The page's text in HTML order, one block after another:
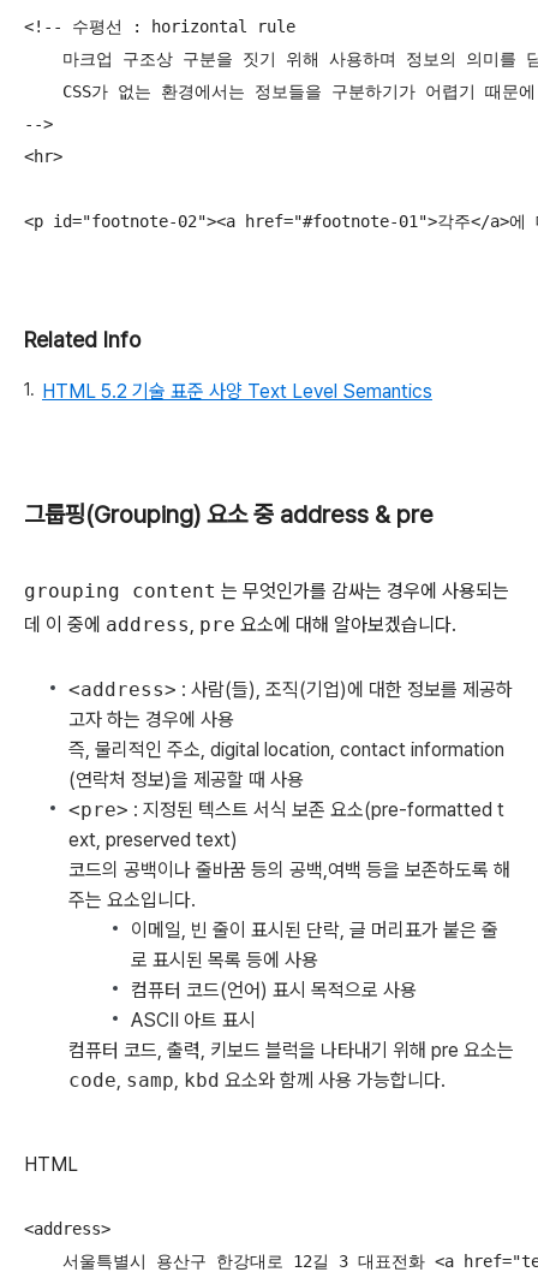
<!-- 수평선 : horizontal rule
마크업 구조상 구분을 짓기 위해 사용하며 정보의 의미를
CSS가 없는 환경에서는 정보들을 구분하기가 어렵기 때문
-->
<hr>
<p id="footnote-02"><a href="#footnote-01">각주</a>에
Related Info
HTML 5.2 기술 표준 사양 Text Level Semantics
그룹핑(Grouping) 요소 중 address & pre
grouping content 는 무엇인가를 감싸는 경우에 사용되는
데 이 중에 address, pre 요소에 대해 알아보겠습니다.
<address> : 사람(들), 조직(기업)에 대한 정보를 제공하
고자 하는 경우에 사용
즉, 물리적인 주소, digital location, contact information
(연락처 정보)을 제공할 때 사용
<pre> : 지정된 텍스트 서식 보존 요소(pre-formatted t
ext, preserved text)
코드의 공백이나 줄바꿈 등의 공백,여백 등을 보존하도록 해
주는 요소입니다.
이메일, 빈 줄이 표시된 단락, 글 머리표가 붙은 줄
로 표시된 목록 등에 사용
컴퓨터 코드(언어) 표시 목적으로 사용
ASCII 아트 표시
컴퓨터 코드, 출력, 키보드 블럭을 나타내기 위해 pre 요소는
code, samp, kbd 요소와 함께 사용 가능합니다.
HTML
<address>
서울특별시 용산구 한강대로 12길 3 대표전화 <a